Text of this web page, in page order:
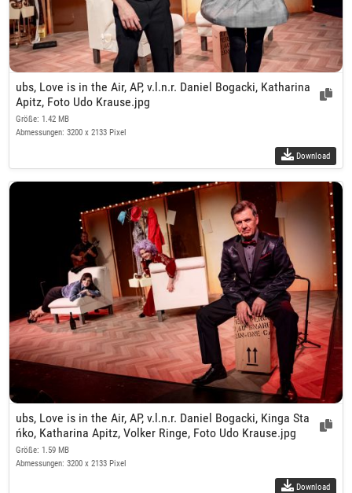
ubs, Love is in the Air, AP, v.l.n.r. Daniel Bogacki, Katharina
Apitz, Foto Udo Krause.jpg
Größe: 1.42 MB
Abmessungen: 3200 x 2133 Pixel
Download
ubs, Love is in the Air, AP, v.l.n.r. Daniel Bogacki, Kinga Sta
ńko, Katharina Apitz, Volker Ringe, Foto Udo Krause.jpg
Größe: 1.59 MB
Abmessungen: 3200 x 2133 Pixel
Download